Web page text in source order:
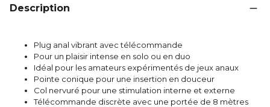
Description
Plug anal vibrant avec télécommande
Pour un plaisir intense en solo ou en duo
Idéal pour les amateurs expérimentés de jeux anaux
Pointe conique pour une insertion en douceur
Col nervuré pour une stimulation interne et externe
Télécommande discrète avec une portée de 8 mètres